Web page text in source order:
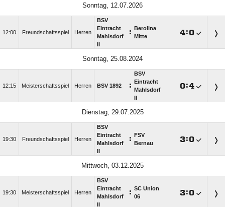
Sonntag, 12.07.2026
12:00 Freundschaftsspiel Herren
BSV
Eintracht
Mahlsdorf
:
Berolina
Mitte
:
Sonntag, 25.08.2024
12:15 Meisterschaftsspiel Herren BSV 1892 :
BSV
Eintracht
Mahlsdorf
:
Dienstag, 29.07.2025
19:30 Freundschaftsspiel Herren
BSV
Eintracht
Mahlsdorf
:
FSV
Bernau
:
Mittwoch, 03.12.2025
19:30 Meisterschaftsspiel Herren
BSV
Eintracht
Mahlsdorf
: SC Union
06
: